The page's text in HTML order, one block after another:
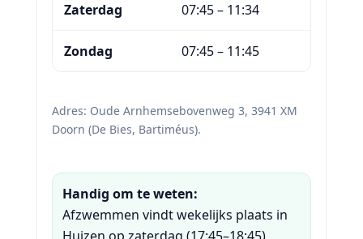
Zaterdag 07:45 – 11:34
Zondag 07:45 – 11:45
Adres: Oude Arnhemsebovenweg 3, 3941 XM
Doorn (De Bies, Bartiméus).
Handig om te weten:
Afzwemmen vindt wekelijks plaats in